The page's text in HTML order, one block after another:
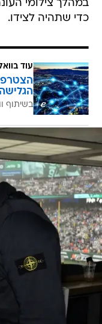
במהלך צילומי
כדי שתהיה לצידו.
עוד
הגלישה
בשיתוף